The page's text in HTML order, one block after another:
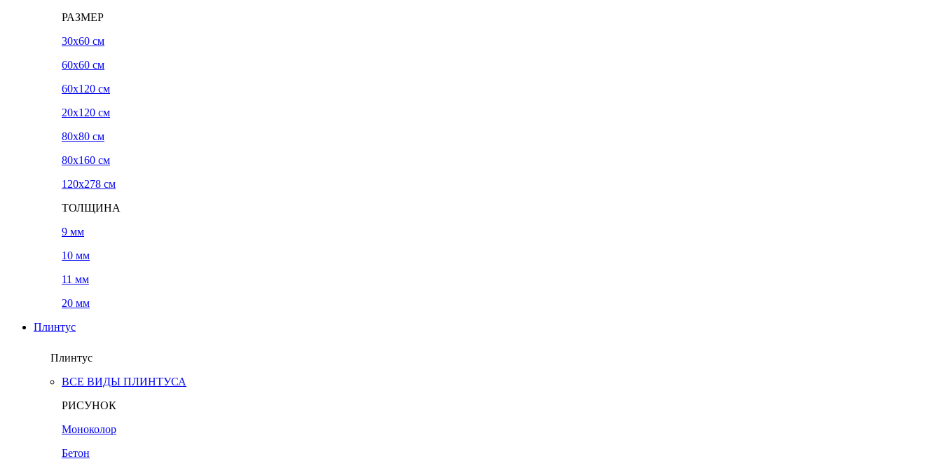
РАЗМЕР
30x60 см
60x60 см
60x120 см
20х120 см
80x80 см
80x160 см
120х278 см
ТОЛЩИНА
9 мм
10 мм
11 мм
20 мм
Плинтус
Плинтус
ВСЕ ВИДЫ ПЛИНТУСА
РИСУНОК
Моноколор
Бетон